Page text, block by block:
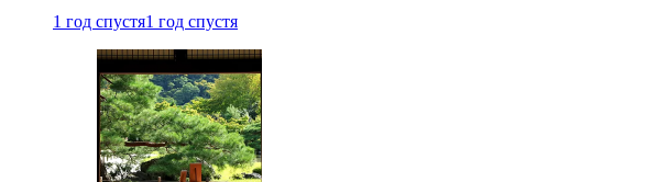
1 год спустя1 год спустя